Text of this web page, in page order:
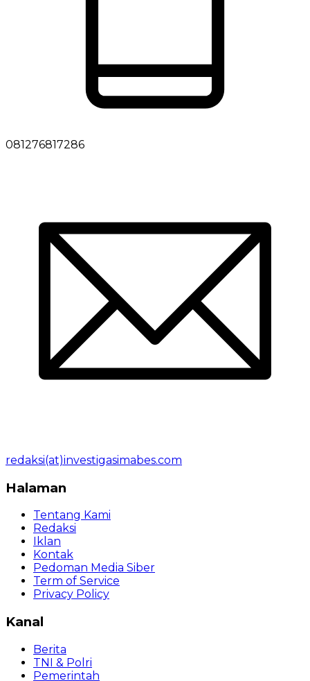
081276817286
redaksi(at)investigasimabes.com
Halaman
Tentang Kami
Redaksi
Iklan
Kontak
Pedoman Media Siber
Term of Service
Privacy Policy
Kanal
Berita
TNI & Polri
Pemerintah